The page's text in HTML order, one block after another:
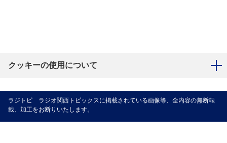
クッキーの使用について
ラジトピ ラジオ関西トピックスに掲載されている画像等、全内容の無断転
載、加工をお断りいたします。